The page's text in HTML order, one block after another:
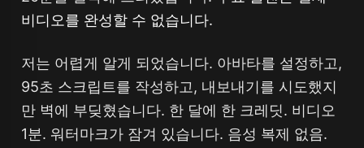
비디오를 완성할 수 없습니다.
저는 어렵게 알게 되었습니다. 아바타를 설정하고,
95초 스크립트를 작성하고, 내보내기를 시도했지
만 벽에 부딪혔습니다. 한 달에 한 크레딧. 비디오
1분. 워터마크가 잠겨 있습니다. 음성 복제 없음.